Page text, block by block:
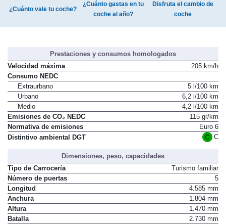
¿Cuánto vale tu coche?
¿Cuánto gastas en tu
coche al año?
Disfruta el cambio de
coche
Prestaciones y consumos homologados
Velocidad máxima
205 km/h
Consumo NEDC
Extraurbano
5 l/100 km
Urbano
6,2 l/100 km
Medio
4,2 l/100 km
Emisiones de CO₂ NEDC
115 gr/km
Normativa de emisiones
Euro 6
Distintivo ambiental DGT
C
Dimensiones, peso, capacidades
Tipo de Carrocería
Turismo familiar
Número de puertas
5
Longitud
4.585 mm
Anchura
1.804 mm
Altura
1.470 mm
Batalla
2.730 mm